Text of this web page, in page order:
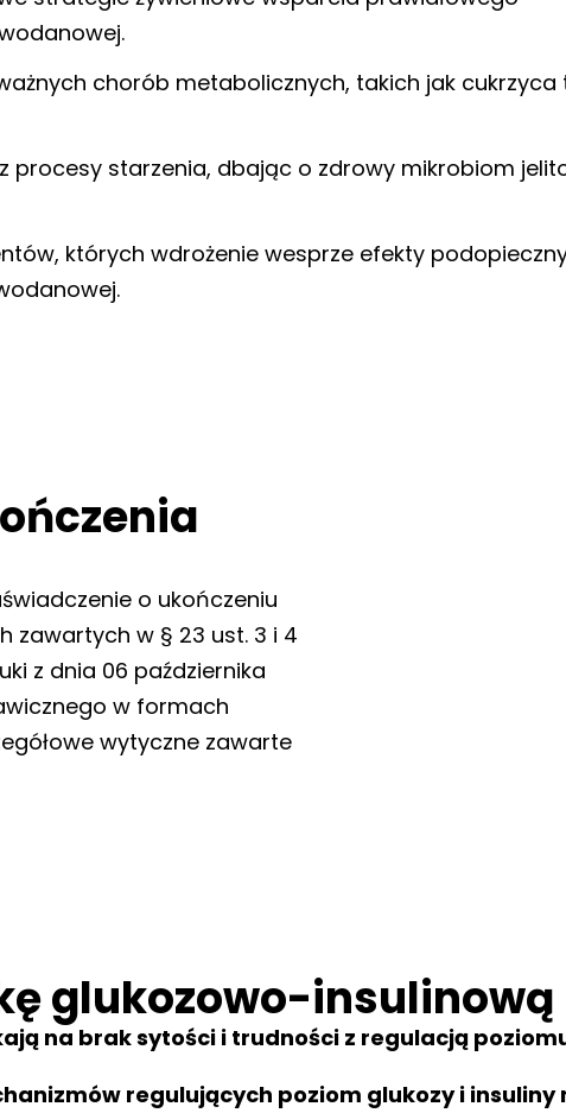
chorób metabolicznych, takich jak cukrzyca
procesy starzenia, dbając o zdrowy mikrobiom
których wdrożenie wesprze efekty
o ukończeniu
zawartych w § 23 ust. 3 i 4
z dnia 06 października
w formach
wytyczne zawarte
glukozowo-insulinową
na brak sytości i trudności z regulacją
regulujących poziom glukozy i insuliny